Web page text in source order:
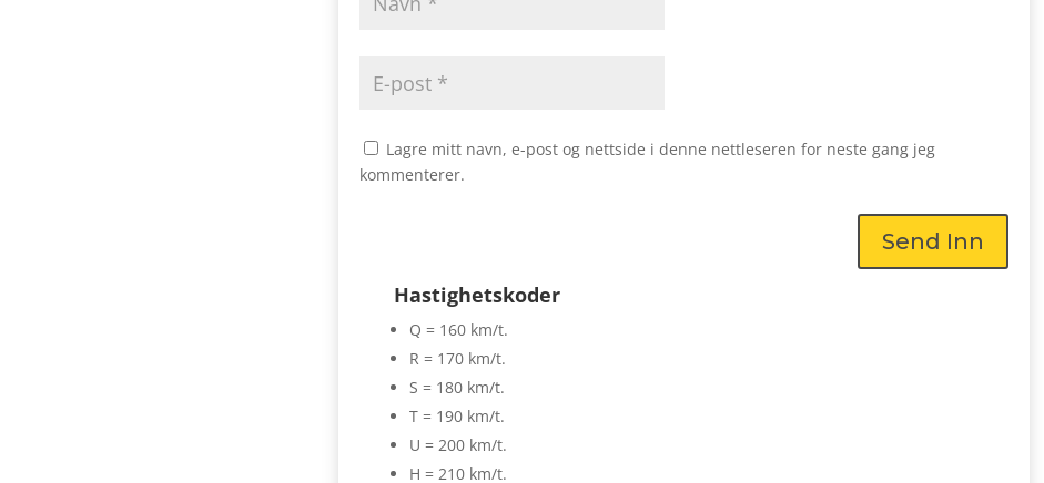
Lagre mitt navn, e-post og nettside i denne nettleseren for neste gang jeg
kommenterer.
Send Inn
Hastighetskoder
Q = 160 km/t.
R = 170 km/t.
S = 180 km/t.
T = 190 km/t.
U = 200 km/t.
H = 210 km/t.